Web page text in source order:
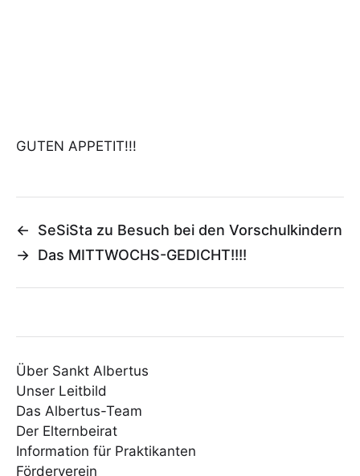
GUTEN APPETIT!!!
←
SeSiSta zu Besuch bei den Vorschulkindern
→ Das MITTWOCHS-GEDICHT!!!!
Über Sankt Albertus
Unser Leitbild
Das Albertus-Team
Der Elternbeirat
Information für Praktikanten
Förderverein